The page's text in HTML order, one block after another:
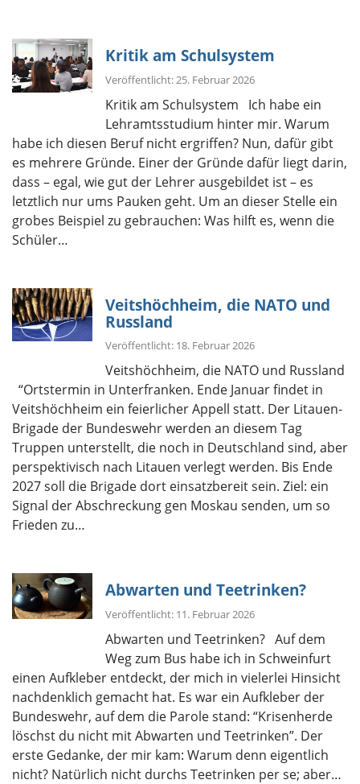
Kritik am Schulsystem
Veröffentlicht: 25. Februar 2026
Kritik am Schulsystem Ich habe ein
Lehramtsstudium hinter mir. Warum
habe ich diesen Beruf nicht ergriffen? Nun, dafür gibt
es mehrere Gründe. Einer der Gründe dafür liegt darin,
dass – egal, wie gut der Lehrer ausgebildet ist – es
letztlich nur ums Pauken geht. Um an dieser Stelle ein
grobes Beispiel zu gebrauchen: Was hilft es, wenn die
Schüler…
Veitshöchheim, die NATO und
Russland
Veröffentlicht: 18. Februar 2026
Veitshöchheim, die NATO und Russland
“Ortstermin in Unterfranken. Ende Januar findet in
Veitshöchheim ein feierlicher Appell statt. Der Litauen-
Brigade der Bundeswehr werden an diesem Tag
Truppen unterstellt, die noch in Deutschland sind, aber
perspektivisch nach Litauen verlegt werden. Bis Ende
2027 soll die Brigade dort einsatzbereit sein. Ziel: ein
Signal der Abschreckung gen Moskau senden, um so
Frieden zu…
Abwarten und Teetrinken?
Veröffentlicht: 11. Februar 2026
Abwarten und Teetrinken? Auf dem
Weg zum Bus habe ich in Schweinfurt
einen Aufkleber entdeckt, der mich in vielerlei Hinsicht
nachdenklich gemacht hat. Es war ein Aufkleber der
Bundeswehr, auf dem die Parole stand: “Krisenherde
löschst du nicht mit Abwarten und Teetrinken”. Der
erste Gedanke, der mir kam: Warum denn eigentlich
nicht? Natürlich nicht durchs Teetrinken per se; aber…